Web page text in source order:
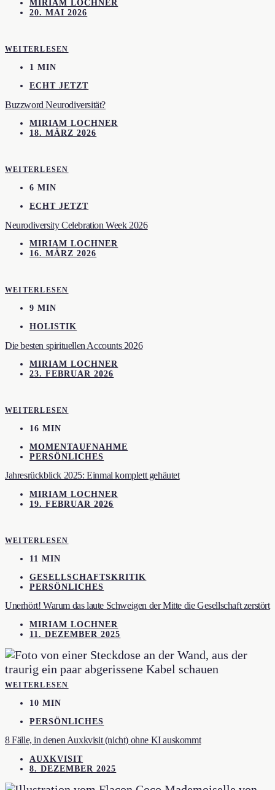
MIRIAM LOCHNER
20. MAI 2026
WEITERLESEN
1 MIN
ECHT JETZT
Buzzword Neurodiversität?
MIRIAM LOCHNER
18. MÄRZ 2026
WEITERLESEN
6 MIN
ECHT JETZT
Neurodiversity Celebration Week 2026
MIRIAM LOCHNER
16. MÄRZ 2026
WEITERLESEN
9 MIN
HOLISTIK
Die besten spirituellen Accounts 2026
MIRIAM LOCHNER
23. FEBRUAR 2026
WEITERLESEN
16 MIN
MOMENTAUFNAHME
PERSÖNLICHES
Jahresrückblick 2025: Einmal komplett gehäutet
MIRIAM LOCHNER
19. FEBRUAR 2026
WEITERLESEN
11 MIN
GESELLSCHAFTSKRITIK
PERSÖNLICHES
Unerhört! Warum das laute Schweigen der Mitte die Gesellschaft zerstört
MIRIAM LOCHNER
11. DEZEMBER 2025
WEITERLESEN
10 MIN
PERSÖNLICHES
8 Fälle, in denen Auxkvisit (nicht) ohne KI auskommt
AUXKVISIT
8. DEZEMBER 2025